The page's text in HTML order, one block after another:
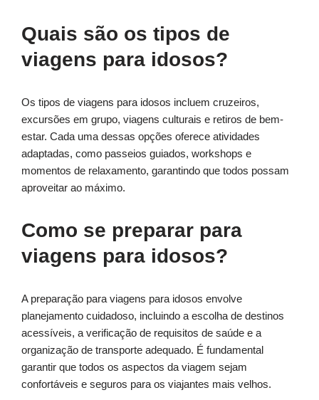
Quais são os tipos de
viagens para idosos?
Os tipos de viagens para idosos incluem cruzeiros,
excursões em grupo, viagens culturais e retiros de bem-
estar. Cada uma dessas opções oferece atividades
adaptadas, como passeios guiados, workshops e
momentos de relaxamento, garantindo que todos possam
aproveitar ao máximo.
Como se preparar para
viagens para idosos?
A preparação para viagens para idosos envolve
planejamento cuidadoso, incluindo a escolha de destinos
acessíveis, a verificação de requisitos de saúde e a
organização de transporte adequado. É fundamental
garantir que todos os aspectos da viagem sejam
confortáveis e seguros para os viajantes mais velhos.